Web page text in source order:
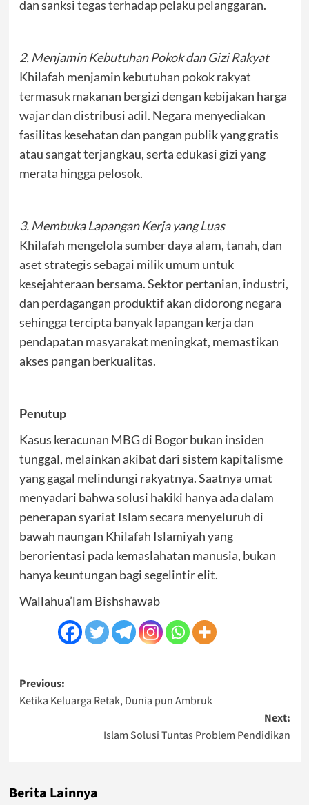
dan sanksi tegas terhadap pelaku pelanggaran.
2. Menjamin Kebutuhan Pokok dan Gizi Rakyat
Khilafah menjamin kebutuhan pokok rakyat
termasuk makanan bergizi dengan kebijakan harga
wajar dan distribusi adil. Negara menyediakan
fasilitas kesehatan dan pangan publik yang gratis
atau sangat terjangkau, serta edukasi gizi yang
merata hingga pelosok.
3. Membuka Lapangan Kerja yang Luas
Khilafah mengelola sumber daya alam, tanah, dan
aset strategis sebagai milik umum untuk
kesejahteraan bersama. Sektor pertanian, industri,
dan perdagangan produktif akan didorong negara
sehingga tercipta banyak lapangan kerja dan
pendapatan masyarakat meningkat, memastikan
akses pangan berkualitas.
Penutup
Kasus keracunan MBG di Bogor bukan insiden
tunggal, melainkan akibat dari sistem kapitalisme
yang gagal melindungi rakyatnya. Saatnya umat
menyadari bahwa solusi hakiki hanya ada dalam
penerapan syariat Islam secara menyeluruh di
bawah naungan Khilafah Islamiyah yang
berorientasi pada kemaslahatan manusia, bukan
hanya keuntungan bagi segelintir elit.
Wallahua’lam Bishshawab
Post
navigation
Previous:
Ketika Keluarga Retak, Dunia pun Ambruk
Next:
Islam Solusi Tuntas Problem Pendidikan
Berita Lainnya